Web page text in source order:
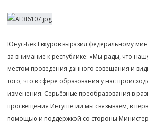
Юнус-Бек Евкуров выразил федеральному
за внимание к республике: «Мы рады, что
местом проведения данного совещания и
того, что в сфере образования у нас
изменения. Серьёзные преобразования в
просвещения Ингушетии мы связываем, в
помощью и поддержкой со стороны